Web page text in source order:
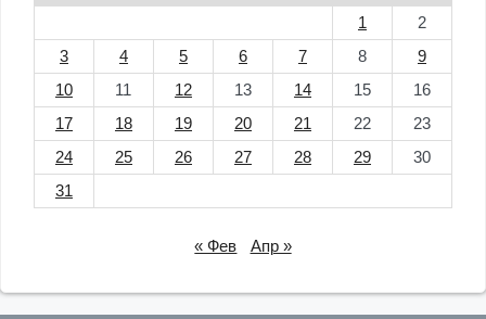
1
2
3
4 5 6 7 8
9
10
11 12 13 14 15
16
17
18 19 20 21 22
23
24
25 26 27 28 29
30
31
« Фев Апр »